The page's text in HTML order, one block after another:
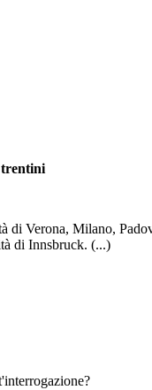
trentini
di Verona, Milano,
di Innsbruck. (...)